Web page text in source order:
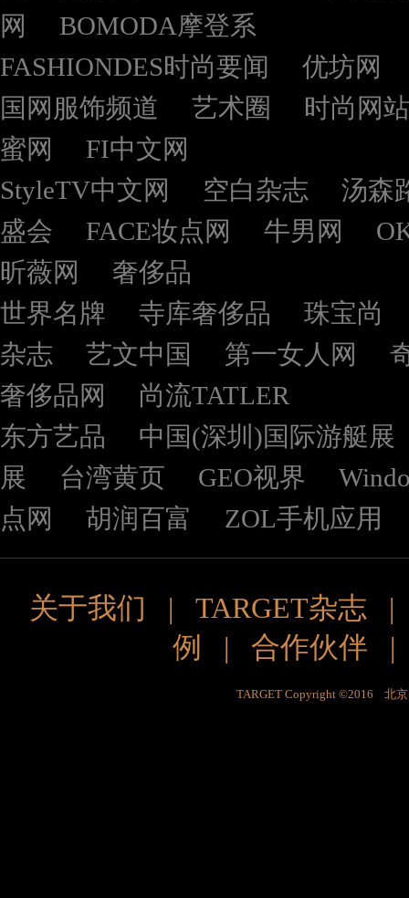
网
BOMODA摩登系
FASHIONDES时尚要闻
优坊网
国网服饰频道
艺术圈
时尚网站
蜜网
FI中文网
StyleTV中文网
空白杂志
汤森
盛会
FACE妆点网 牛男网
昕薇网
奢侈品
世界名牌
寺库奢侈品
珠宝尚
杂志
艺文中国 第一女人网
奢侈品网
尚流TATLER
东方艺品
中国(深圳)国际游艇展
展
台湾黄页 GEO视界
点网
胡润百富 ZOL手机应用
关于我们 | TARGET杂志
例
| 合作伙伴
TARGET Copyright ©2016 北